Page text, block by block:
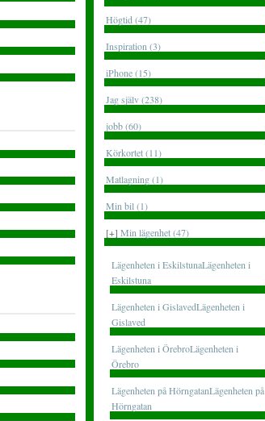
Högtid (47)
Inspiration (3)
iPhone (15)
Jag själv (238)
jobb (60)
Körkortet (11)
Matlagning (1)
Min bil (1)
[+] Min lägenhet (47)
Lägenheten i EskilstunaLägenheten i
Eskilstuna
Lägenheten i GislavedLägenheten i
Gislaved
Lägenheten i ÖrebroLägenheten i
Örebro
Lägenheten på HörngatanLägenheten på
Hörngatan